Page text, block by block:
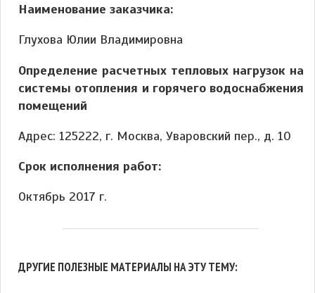
Наименование заказчика:
Глухова Юлии Владимировна
Определение расчетных тепловых нагрузок на
системы отопления и горячего водоснабжения
помещений
Адрес: 125222, г. Москва, Уваровский пер., д. 10
Срок исполнения работ:
Октябрь 2017 г.
ДРУГИЕ ПОЛЕЗНЫЕ МАТЕРИАЛЫ НА ЭТУ ТЕМУ: